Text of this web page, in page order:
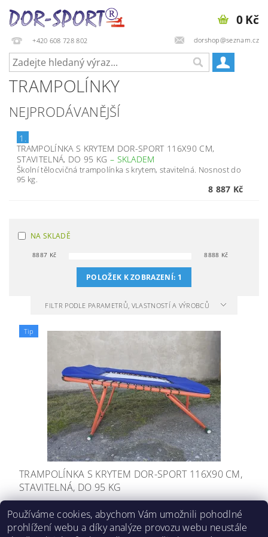
+420 608 728 802 dorshop@seznam.cz
0 Kč
TRAMPOLÍNKY
NEJPRODÁVANĚJŠÍ
1.
TRAMPOLÍNKA S KRYTEM DOR-SPORT 116X90 CM,
STAVITELNÁ, DO 95 KG – SKLADEM
Školní tělocvičná trampolínka s krytem, stavitelná. Nosnost do
95 kg.
8 887 Kč
NA SKLADĚ
8887 Kč 8888 Kč
POLOŽEK K ZOBRAZENÍ: 1
FILTR PODLE PARAMETRŮ, VLASTNOSTÍ A VÝROBCŮ
Tip
TRAMPOLÍNKA S KRYTEM DOR-SPORT 116X90 CM,
STAVITELNÁ, DO 95 KG
8 887 Kč
Používáme cookies, abychom Vám umožnili pohodlné
prohlížení webu a díky analýze provozu webu neustále